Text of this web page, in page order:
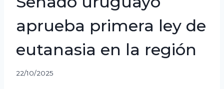
aprueba primera ley de
eutanasia en la región
22/10/2025